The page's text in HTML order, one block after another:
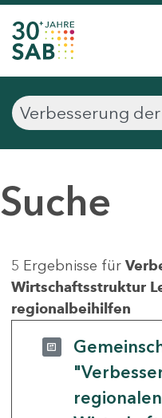
Suche
5 Ergebnisse für
Wirtschaftsstruktur
regionalbeihilfen
regionalen